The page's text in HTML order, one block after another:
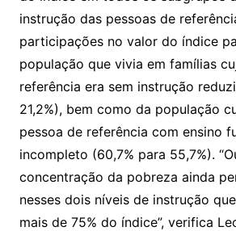
instrução das pessoas de
participações no valor do índice
população que vivia em famílias
referência era sem instrução
21,2%), bem como da população
pessoa de referência com ensino
incompleto (60,7% para 55,7%).
concentração da pobreza ainda
nesses dois níveis de instrução
mais de 75% do índice”, verifica